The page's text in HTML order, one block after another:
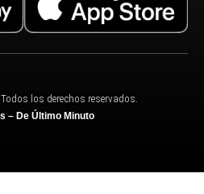
los derechos reservados.
– De Último Minuto